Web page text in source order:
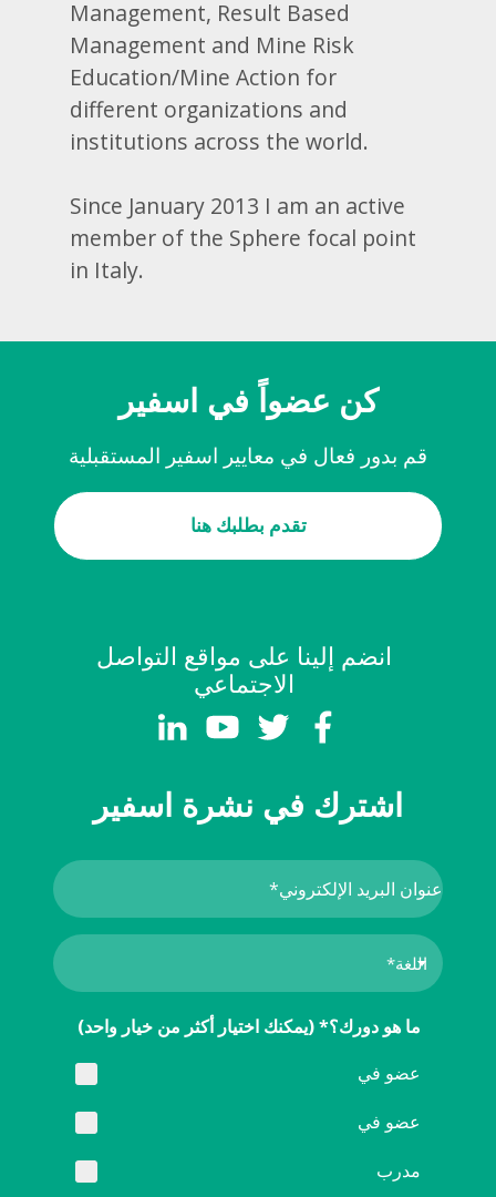
Management, Result Based
Management and Mine Risk
Education/Mine Action for
different organizations and
institutions across the world.
Since January 2013 I am an active
member of the Sphere focal point
in Italy.
كن عضواً في اسفير
قم بدور فعال في معايير اسفير المستقبلية
تقدم بطلبك هنا
انضم إلينا على مواقع التواصل
الاجتماعي
اشترك في نشرة اسفير
ما هو دورك؟* (يمكنك اختيار أكثر من خيار واحد)
عضو في
عضو في
مدرب